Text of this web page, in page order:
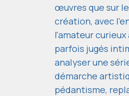
œuvres que sur
création, avec
l'amateur curieux
parfois jugés
analyser une
démarche
pédantisme,